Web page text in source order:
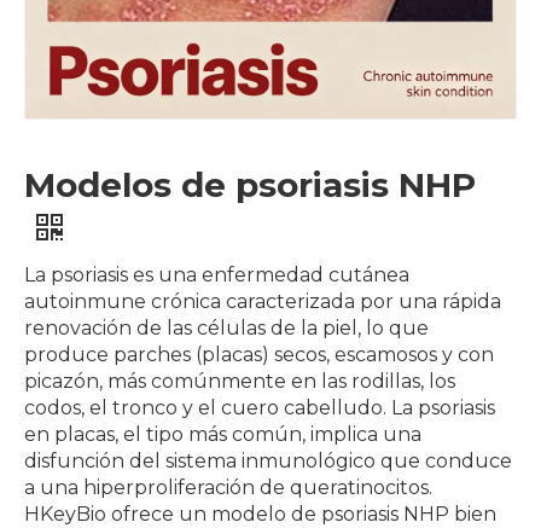
Modelos de psoriasis NHP
La psoriasis es una enfermedad cutánea
autoinmune crónica caracterizada por una rápida
renovación de las células de la piel, lo que
produce parches (placas) secos, escamosos y con
picazón, más comúnmente en las rodillas, los
codos, el tronco y el cuero cabelludo. La psoriasis
en placas, el tipo más común, implica una
disfunción del sistema inmunológico que conduce
a una hiperproliferación de queratinocitos.
HKeyBio ofrece un modelo de psoriasis NHP bien